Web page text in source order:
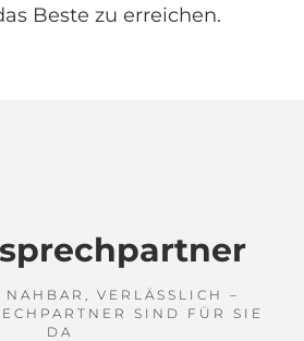
Beste zu erreichen.
NAHBAR, VERLÄSSLICH –
SIND FÜR SIE
DA